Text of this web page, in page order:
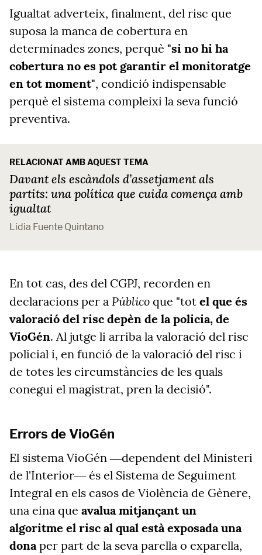
Igualtat adverteix, finalment, del risc que
suposa la manca de cobertura en
determinades zones, perquè "si no hi ha
cobertura no es pot garantir el monitoratge
en tot moment", condició indispensable
perquè el sistema compleixi la seva funció
preventiva.
RELACIONAT AMB AQUEST TEMA
Davant els escàndols d’assetjament als
partits: una política que cuida comença amb
igualtat
Lidia Fuente Quintano
En tot cas, des del CGPJ, recorden en
declaracions per a Público que "tot el que és
valoració del risc depèn de la policia, de
VioGén. Al jutge li arriba la valoració del risc
policial i, en funció de la valoració del risc i
de totes les circumstàncies de les quals
conegui el magistrat, pren la decisió".
Errors de VioGén
El sistema VioGén ―dependent del Ministeri
de l'Interior― és el Sistema de Seguiment
Integral en els casos de Violència de Gènere,
una eina que avalua mitjançant un
algoritme el risc al qual està exposada una
donaper part de la seva parella o exparella,